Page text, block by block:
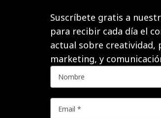
Suscríbete gratis a
para recibir cada día el
actual sobre creatividad,
marketing, y